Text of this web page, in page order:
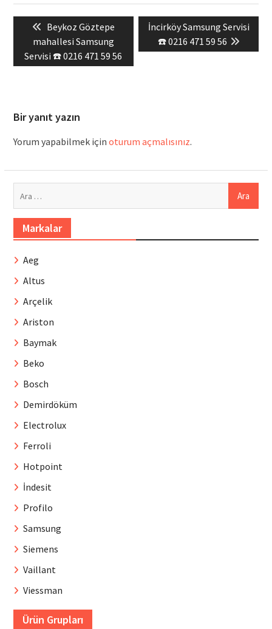
Yazı
gezinmesi
Previous
post:
Beykoz Göztepe
mahallesi Samsung
Servisi ☎️ 0216 471 59 56
Next
post:
İncirköy Samsung Servisi
☎️ 0216 471 59 56
Bir yanıt yazın
Yorum yapabilmek için oturum açmalısınız.
Markalar
Aeg
Altus
Arçelik
Ariston
Baymak
Beko
Bosch
Demirdöküm
Electrolux
Ferroli
Hotpoint
İndesit
Profilo
Samsung
Siemens
Vaillant
Viessman
Ürün Grupları